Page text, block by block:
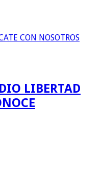
CON NOSOTROS
LIBERTAD